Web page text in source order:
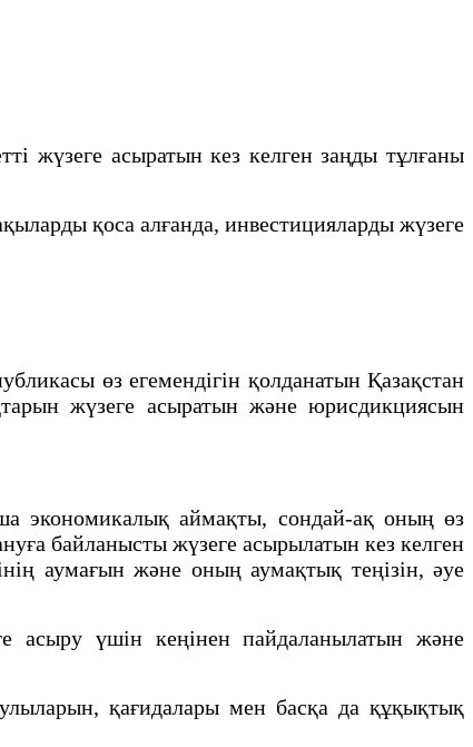
жүзеге асыратын кез келген заңды тұлғаны
қоса алғанда, инвестицияларды жүзеге
өз егемендігін қолданатын Қазақстан
жүзеге асыратын және юрисдикциясын
экономикалық аймақты, сондай-ақ оның өз
байланысты жүзеге асырылатын кез келген
аумағын және оның аумақтық теңізін, әуе
асыру үшін кеңінен пайдаланылатын және
қағидалары мен басқа да құқықтық